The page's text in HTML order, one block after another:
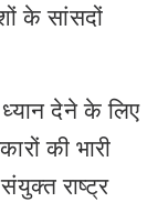
के सांसदों
देने के लिए
की भारी
राष्ट्र